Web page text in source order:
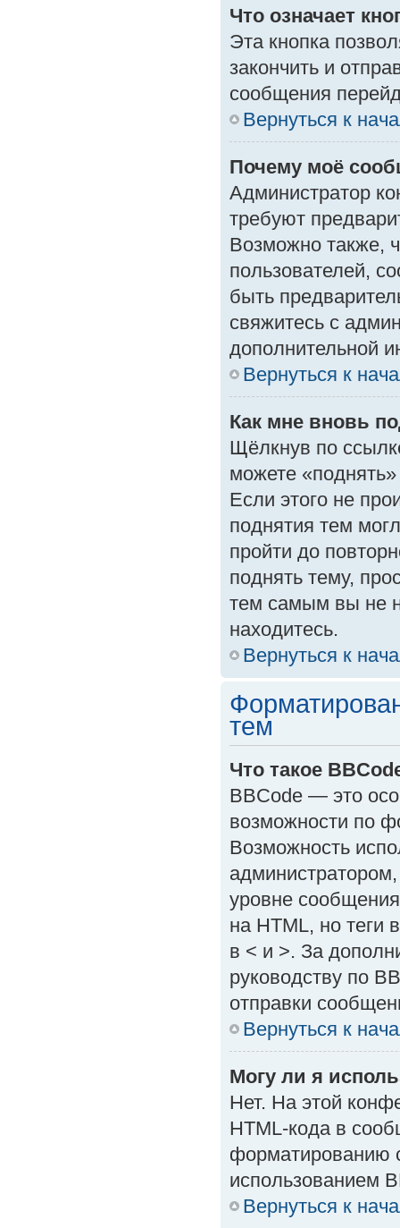
Что означает
Эта кнопка
закончить и
сообщения
Вернуться к
Почему моё
Администратор
требуют
Возможно также,
пользователей,
быть
свяжитесь с
дополнительной
Вернуться к
Как мне вновь
Щёлкнув по
можете
Если этого не
поднятия тем
пройти до
поднять тему,
тем самым вы не
находитесь.
Вернуться к
тем
Что такое
BBCode — это
возможности по
Возможность
уровне
на HTML, но теги
в < и >. За
руководству по
отправки
Вернуться к
Могу ли я
Нет. На этой
HTML-кода в
форматированию
использованием
Вернуться к